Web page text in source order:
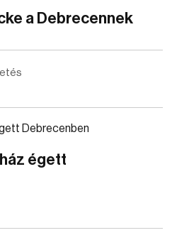
a Debrecennek
égett